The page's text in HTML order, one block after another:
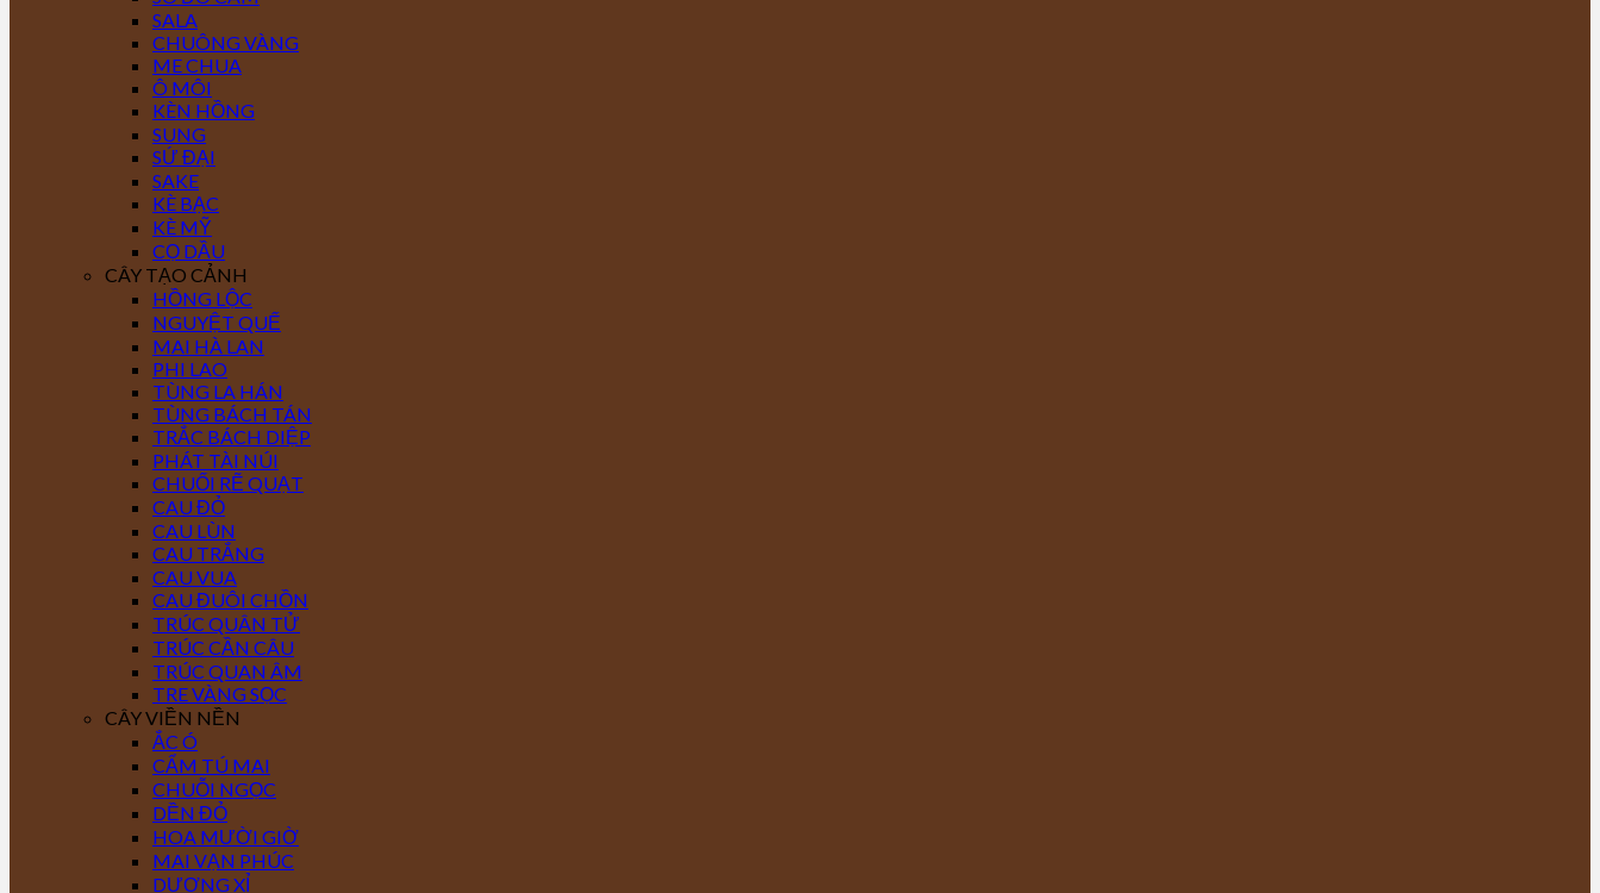
SALA
CHUÔNG VÀNG
ME CHUA
Ô MÔI
KÈN HỒNG
SUNG
SỨ ĐẠI
SAKE
KÈ BẠC
KÈ MỸ
CỌ DẦU
CÂY TẠO CẢNH
HỒNG LỘC
NGUYỆT QUẾ
MAI HÀ LAN
PHI LAO
TÙNG LA HÁN
TÙNG BÁCH TÁN
TRẮC BÁCH DIỆP
PHÁT TÀI NÚI
CHUỐI RẼ QUẠT
CAU ĐỎ
CAU LÙN
CAU TRẮNG
CAU VUA
CAU ĐUÔI CHỒN
TRÚC QUÂN TỬ
TRÚC CẦN CÂU
TRÚC QUAN ÂM
TRE VÀNG SỌC
CÂY VIỀN NỀN
ẮC Ó
CẨM TÚ MAI
CHUỖI NGỌC
DỀN ĐỎ
HOA MƯỜI GIỜ
MAI VẠN PHÚC
DƯƠNG XỈ